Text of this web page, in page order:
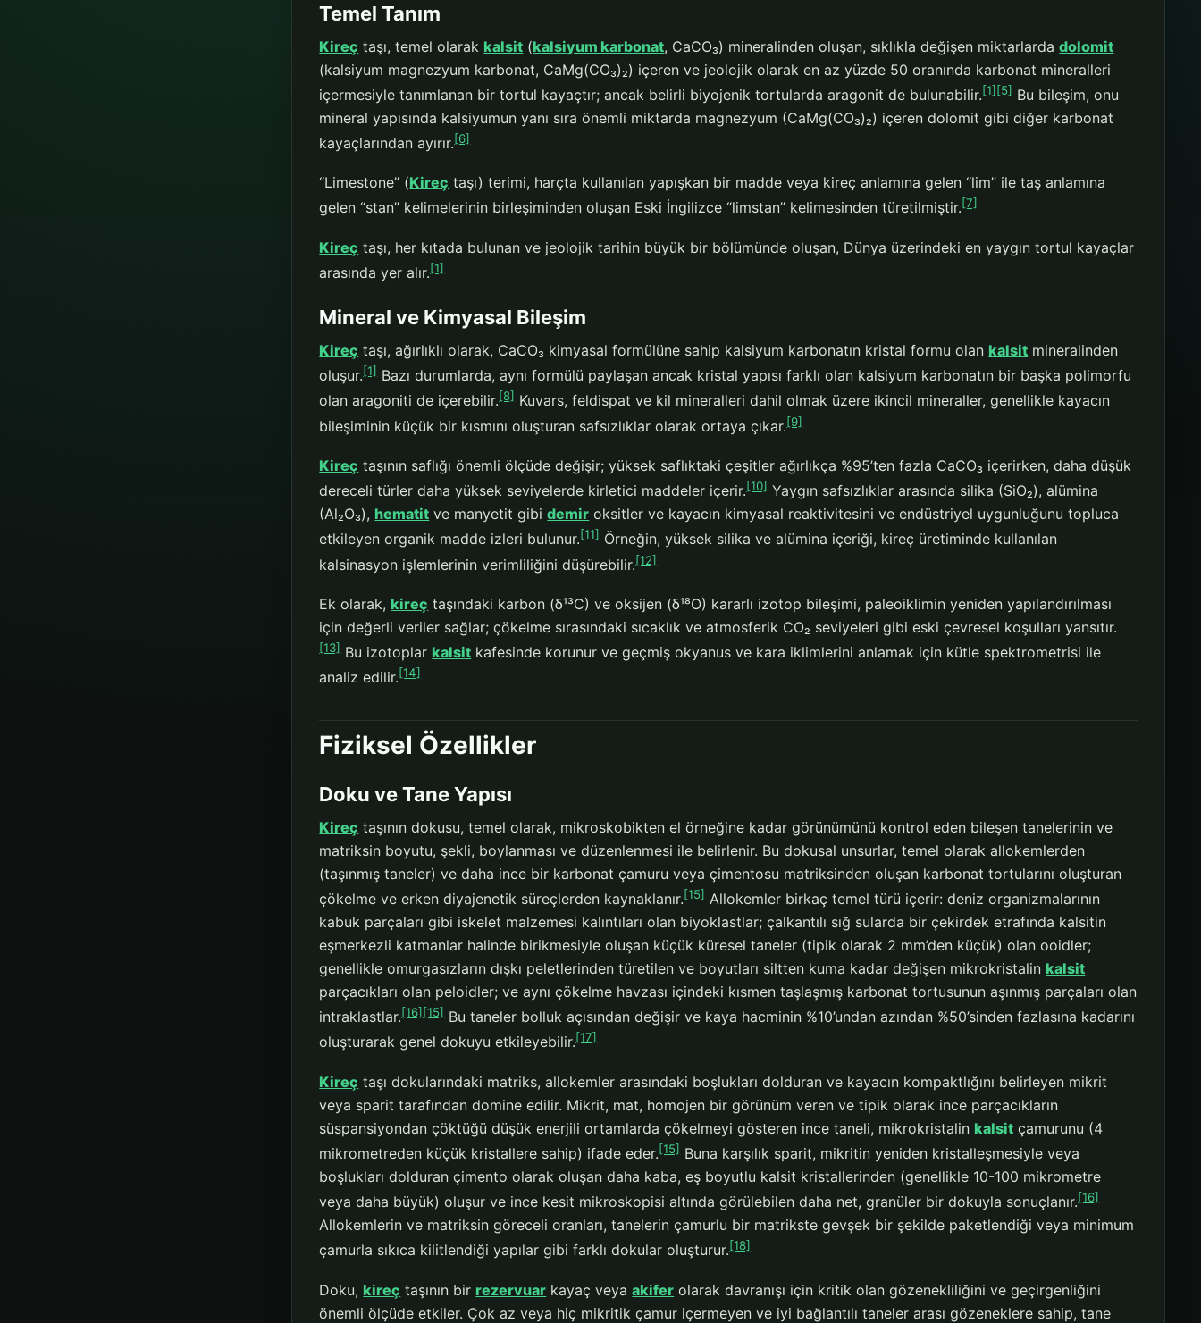
Temel Tanım
Kireç taşı, temel olarak kalsit (kalsiyum karbonat, CaCO₃) mineralinden oluşan, sıklıkla değişen miktarlardadolomit
(kalsiyum magnezyum karbonat, CaMg(CO₃)₂) içeren ve jeolojik olarak en az yüzde 50 oranında karbonat mineralleri
içermesiyle tanımlanan bir tortul kayaçtır; ancak belirli biyojenik tortularda aragonit de bulunabilir.[1] [5] Bu bileşim, onu
mineral yapısında kalsiyumun yanı sıra önemli miktarda magnezyum (CaMg(CO₃)₂) içeren dolomit gibi diğer karbonat
kayaçlarından ayırır.[6]
“Limestone” (Kireç taşı) terimi, harçta kullanılan yapışkan bir madde veya kireç anlamına gelen “lim” ile taş anlamına
gelen “stan” kelimelerinin birleşiminden oluşan Eski İngilizce “limstan” kelimesinden türetilmiştir.[7]
Kireç taşı, her kıtada bulunan ve jeolojik tarihin büyük bir bölümünde oluşan, Dünya üzerindeki en yaygın tortul kayaçlar
arasında yer alır.[1]
Mineral ve Kimyasal Bileşim
Kireç taşı, ağırlıklı olarak, CaCO₃ kimyasal formülüne sahip kalsiyum karbonatın kristal formu olan kalsit mineralinden
oluşur.[1] Bazı durumlarda, aynı formülü paylaşan ancak kristal yapısı farklı olan kalsiyum karbonatın bir başka polimorfu
olan aragoniti de içerebilir.[8] Kuvars, feldispat ve kil mineralleri dahil olmak üzere ikincil mineraller, genellikle kayacın
bileşiminin küçük bir kısmını oluşturan safsızlıklar olarak ortaya çıkar.[9]
Kireç taşının saflığı önemli ölçüde değişir; yüksek saflıktaki çeşitler ağırlıkça %95’ten fazla CaCO₃ içerirken, daha düşük
dereceli türler daha yüksek seviyelerde kirletici maddeler içerir.[10] Yaygın safsızlıklar arasında silika (SiO₂), alümina
(Al₂O₃), hematit ve manyetit gibidemir oksitler ve kayacın kimyasal reaktivitesini ve endüstriyel uygunluğunu topluca
etkileyen organik madde izleri bulunur.[11] Örneğin, yüksek silika ve alümina içeriği, kireç üretiminde kullanılan
kalsinasyon işlemlerinin verimliliğini düşürebilir.[12]
Ek olarak, kireç taşındaki karbon (δ¹³C) ve oksijen (δ¹⁸O) kararlı izotop bileşimi, paleoiklimin yeniden yapılandırılması
için değerli veriler sağlar; çökelme sırasındaki sıcaklık ve atmosferik CO₂ seviyeleri gibi eski çevresel koşulları yansıtır.
[13] Bu izotoplar kalsit kafesinde korunur ve geçmiş okyanus ve kara iklimlerini anlamak için kütle spektrometrisi ile
analiz edilir.[14]
Fiziksel Özellikler
Doku ve Tane Yapısı
Kireç taşının dokusu, temel olarak, mikroskobikten el örneğine kadar görünümünü kontrol eden bileşen tanelerinin ve
matriksin boyutu, şekli, boylanması ve düzenlenmesi ile belirlenir. Bu dokusal unsurlar, temel olarak allokemlerden
(taşınmış taneler) ve daha ince bir karbonat çamuru veya çimentosu matriksinden oluşan karbonat tortularını oluşturan
çökelme ve erken diyajenetik süreçlerden kaynaklanır.[15]Allokemler birkaç temel türü içerir: deniz organizmalarının
kabuk parçaları gibi iskelet malzemesi kalıntıları olan biyoklastlar; çalkantılı sığ sularda bir çekirdek etrafında kalsitin
eşmerkezli katmanlar halinde birikmesiyle oluşan küçük küresel taneler (tipik olarak 2 mm’den küçük) olan ooidler;
genellikle omurgasızların dışkı peletlerinden türetilen ve boyutları siltten kuma kadar değişen mikrokristalin kalsit
parçacıkları olan peloidler; ve aynı çökelme havzası içindeki kısmen taşlaşmış karbonat tortusunun aşınmış parçaları olan
intraklastlar.[16] [15] Bu taneler bolluk açısından değişir ve kaya hacminin %10’undan azından %50’sinden fazlasına kadarını
oluşturarak genel dokuyu etkileyebilir.[17]
Kireç taşı dokularındaki matriks, allokemler arasındaki boşlukları dolduran ve kayacın kompaktlığını belirleyen mikrit
veya sparit tarafından domine edilir. Mikrit, mat, homojen bir görünüm veren ve tipik olarak ince parçacıkların
süspansiyondan çöktüğü düşük enerjili ortamlarda çökelmeyi gösteren ince taneli, mikrokristalin kalsit çamurunu (4
mikrometreden küçük kristallere sahip) ifade eder.[15]Buna karşılık sparit, mikritin yeniden kristalleşmesiyle veya
boşlukları dolduran çimento olarak oluşan daha kaba, eş boyutlu kalsit kristallerinden (genellikle 10-100 mikrometre
veya daha büyük) oluşur ve ince kesit mikroskopisi altında görülebilen daha net, granüler bir dokuyla sonuçlanır.[16]
Allokemlerin ve matriksin göreceli oranları, tanelerin çamurlu bir matrikste gevşek bir şekilde paketlendiği veya minimum
çamurla sıkıca kilitlendiği yapılar gibi farklı dokular oluşturur.[18]
Doku, kireç taşının bir rezervuar kayaç veyaakifer olarak davranışı için kritik olan gözenekliliğini ve geçirgenliğini
önemli ölçüde etkiler. Çok az veya hiç mikritik çamur içermeyen ve iyi bağlantılı taneler arası gözeneklere sahip, tane